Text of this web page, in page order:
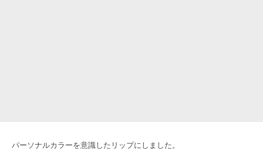
パーソナルカラーを意識したリップにしました。